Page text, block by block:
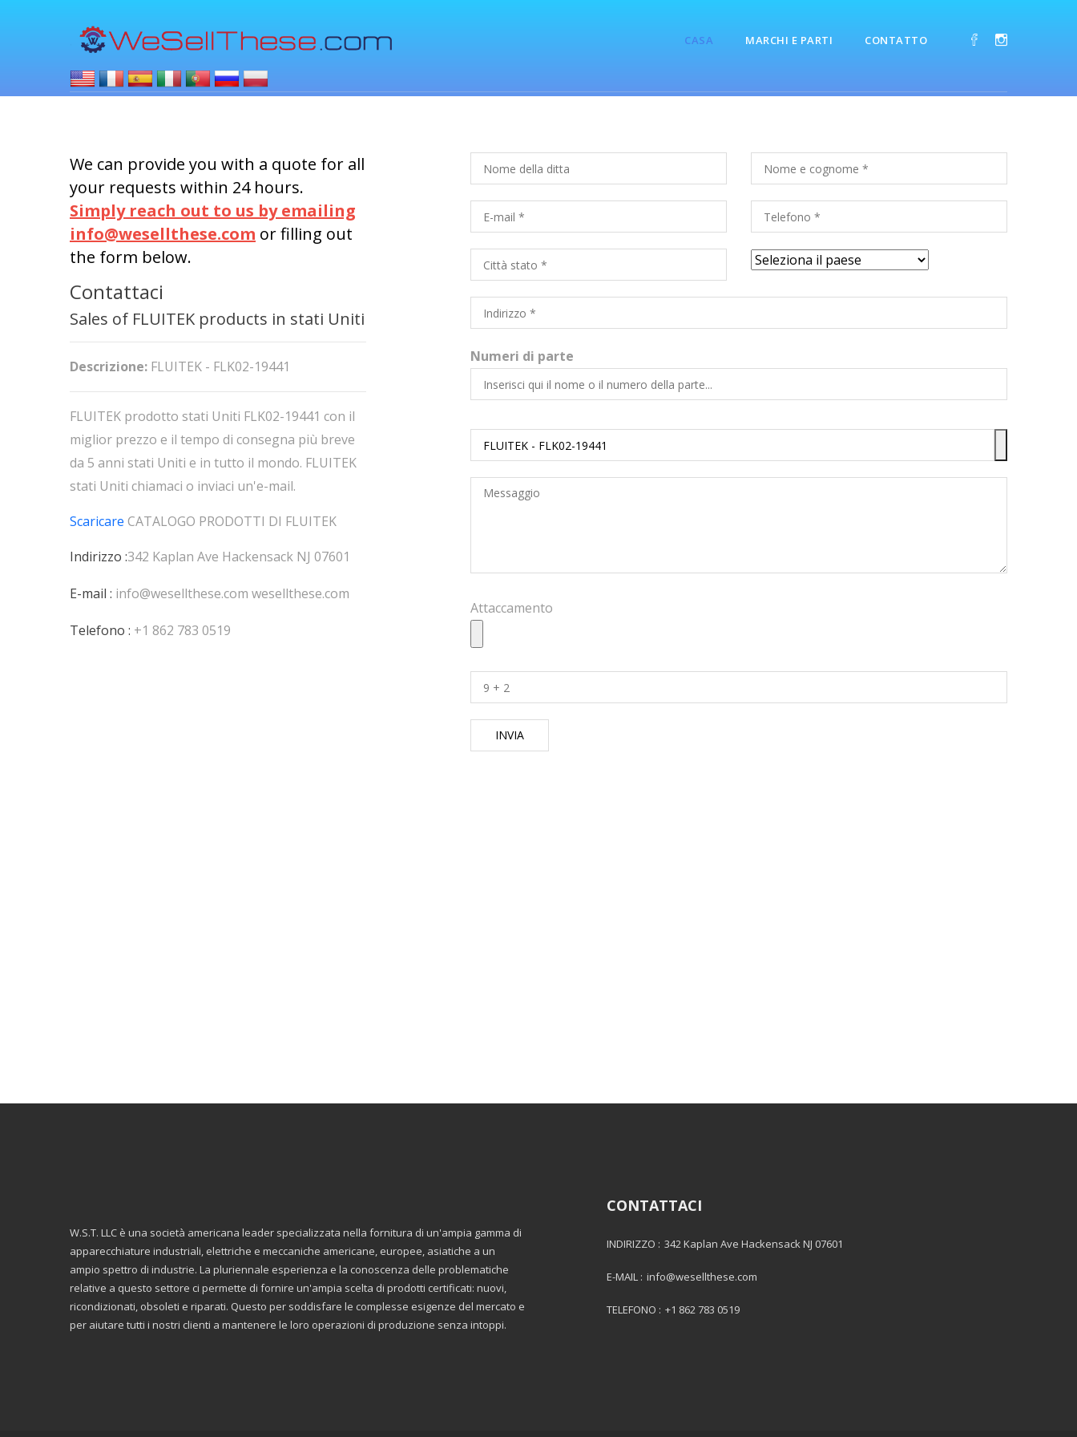
CASA MARCHI E PARTI CONTATTO
We can provide you with a quote for all
your requests within 24 hours.
Simply reach out to us by emailing
info@wesellthese.com or filling out
the form below.
Contattaci
Sales of FLUITEK products in stati Uniti
Descrizione: FLUITEK - FLK02-19441
FLUITEK prodotto stati Uniti FLK02-19441 con il
miglior prezzo e il tempo di consegna più breve
da 5 anni stati Uniti e in tutto il mondo. FLUITEK
stati Uniti chiamaci o inviaci un'e-mail.
Scaricare CATALOGO PRODOTTI DI FLUITEK
Indirizzo :342 Kaplan Ave Hackensack NJ 07601
E-mail : info@wesellthese.com wesellthese.com
Telefono : +1 862 783 0519
Numeri di parte
Attaccamento
W.S.T. LLC è una società americana leader specializzata nella fornitura di un'ampia gamma di
apparecchiature industriali, elettriche e meccaniche americane, europee, asiatiche a un
ampio spettro di industrie. La pluriennale esperienza e la conoscenza delle problematiche
relative a questo settore ci permette di fornire un'ampia scelta di prodotti certificati: nuovi,
ricondizionati, obsoleti e riparati. Questo per soddisfare le complesse esigenze del mercato e
per aiutare tutti i nostri clienti a mantenere le loro operazioni di produzione senza intoppi.
CONTATTACI
INDIRIZZO : 342 Kaplan Ave Hackensack NJ 07601
E-MAIL : info@wesellthese.com
TELEFONO : +1 862 783 0519